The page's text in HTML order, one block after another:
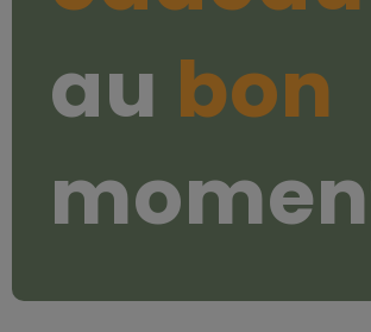
au bon